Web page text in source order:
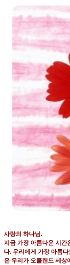
사랑의 하나님.
지금 가장 아름다운 시간
다. 우리에게 가장 아름
은 우리가 오클랜드 세상